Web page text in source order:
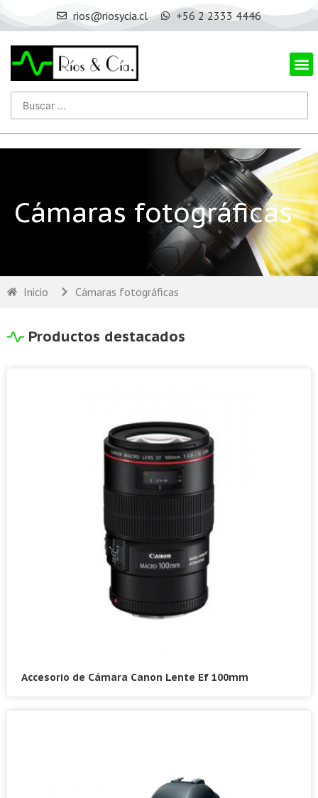
rios@riosycia.cl +56 2 2333 4446
Cámaras fotográficas
Inicio Cámaras fotográficas
Productos destacados
Accesorio de Cámara Canon Lente Ef 100mm